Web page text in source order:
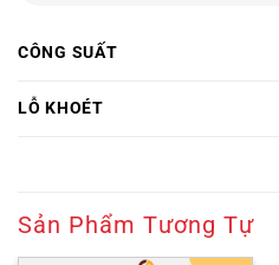
CÔNG SUẤT
LỖ KHOÉT
Sản Phẩm Tương Tự